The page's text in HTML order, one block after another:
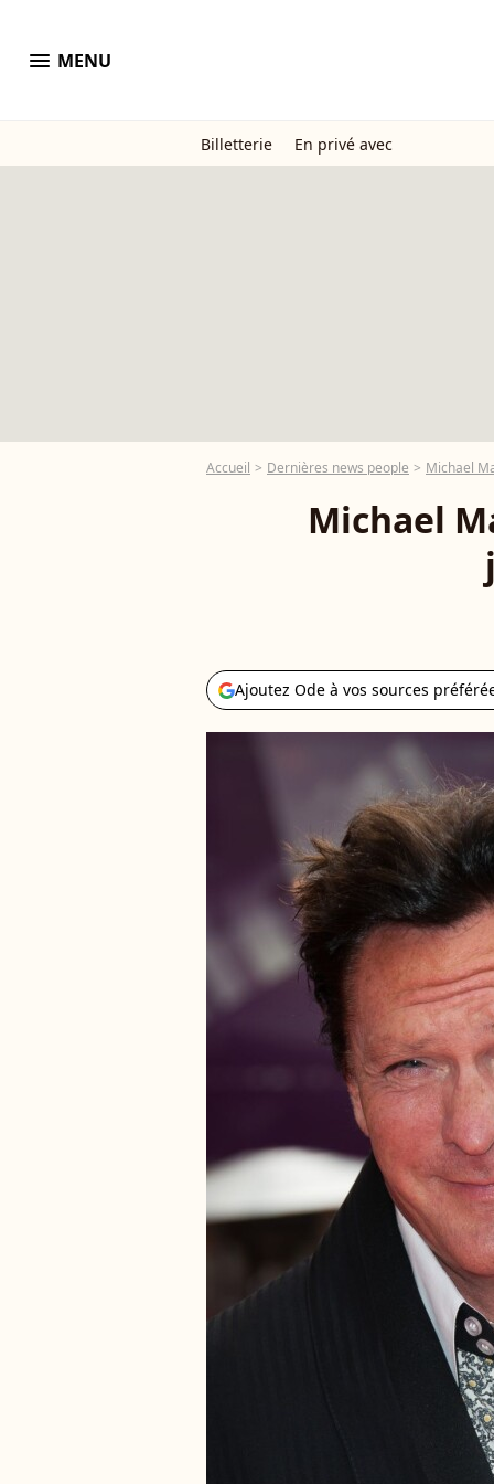
menu MENU
Billetterie En privé avec
Accueil Dernières news people Michael
Michael
Ajoutez Ode à vos sources